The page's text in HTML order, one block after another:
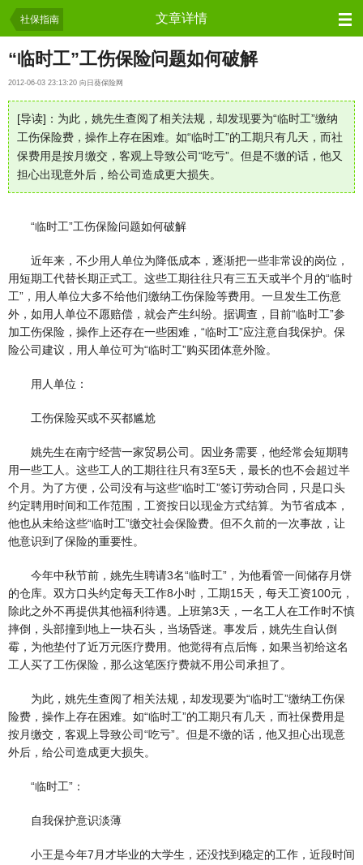
社保指南 文章详情
“临时工”工伤保险问题如何破解
2012-06-03 23:13:20 向日葵保险网
[导读]：为此，姚先生查阅了相关法规，却发现要为“临时工”缴纳
工伤保险费，操作上存在困难。如“临时工”的工期只有几天，而社
保费用是按月缴交，客观上导致公司“吃亏”。但是不缴的话，他又
担心出现意外后，给公司造成更大损失。
“临时工”工伤保险问题如何破解
近年来，不少用人单位为降低成本，逐渐把一些非常设的岗位，
用短期工代替长期正式工。这些工期往往只有三五天或半个月的“临时
工”，用人单位大多不给他们缴纳工伤保险等费用。一旦发生工伤意
外，如用人单位不愿赔偿，就会产生纠纷。据调查，目前“临时工”参
加工伤保险，操作上还存在一些困难，“临时工”应注意自我保护。保
险公司建议，用人单位可为“临时工”购买团体意外险。
用人单位：
工伤保险买或不买都尴尬
姚先生在南宁经营一家贸易公司。因业务需要，他经常会短期聘
用一些工人。这些工人的工期往往只有3至5天，最长的也不会超过半
个月。为了方便，公司没有与这些“临时工”签订劳动合同，只是口头
约定聘用时间和工作范围，工资按日以现金方式结算。为节省成本，
他也从未给这些“临时工”缴交社会保险费。但不久前的一次事故，让
他意识到了保险的重要性。
今年中秋节前，姚先生聘请3名“临时工”，为他看管一间储存月饼
的仓库。双方口头约定每天工作8小时，工期15天，每天工资100元，
除此之外不再提供其他福利待遇。上班第3天，一名工人在工作时不慎
摔倒，头部撞到地上一块石头，当场昏迷。事发后，姚先生自认倒
霉，为他垫付了近万元医疗费用。他觉得有点后悔，如果当初给这名
工人买了工伤保险，那么这笔医疗费就不用公司承担了。
为此，姚先生查阅了相关法规，却发现要为“临时工”缴纳工伤保
险费，操作上存在困难。如“临时工”的工期只有几天，而社保费用是
按月缴交，客观上导致公司“吃亏”。但是不缴的话，他又担心出现意
外后，给公司造成更大损失。
“临时工”：
自我保护意识淡薄
小王是今年7月才毕业的大学生，还没找到稳定的工作，近段时间